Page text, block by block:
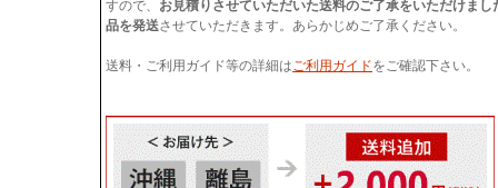
すので、 お見積りさせていただいた送料のご了承をいただけまし
品を発送させていただきます。あらかじめご了承ください。
送料・ご利用ガイド等の詳細はご利用ガイドをご確認下さい。